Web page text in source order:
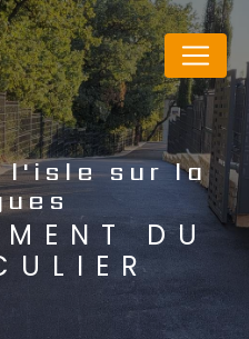
l'isle sur la
DU